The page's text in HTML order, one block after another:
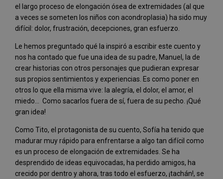
el largo proceso de elongación ósea de extremidades (al que
a veces se someten los niños con acondroplasia) ha sido muy
difícil: dolor, frustración, decepciones, gran esfuerzo.
Le hemos preguntado qué la inspiró a escribir este cuento y
nos ha contado que fue una idea de su padre, Manuel, la de
crear historias con otros personajes que pudieran expresar
sus propios sentimientos y experiencias. Es como poner en
otros lo que ella misma vive: la alegría, el dolor, el amor, el
miedo… Como sacarlos fuera de sí, fuera de su pecho. ¡Qué
gran idea!
Como Tito, el protagonista de su cuento, Sofía ha tenido que
madurar muy rápido para enfrentarse a algo tan difícil como
es un proceso de elongación de extremidades. Se ha
desprendido de ideas equivocadas, ha perdido amigos, ha
crecido por dentro y ahora, tras todo el esfuerzo, ¡tachán!, se